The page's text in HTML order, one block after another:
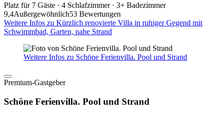
Platz für 7 Gäste · 4 Schlafzimmer · 3+ Badezimmer
9,4Außergewöhnlich53 Bewertungen
Weitere Infos zu Kürzlich renovierte Villa in ruhiger Gegend mit
Schwimmbad, Garten, nahe Strand
Weitere Infos zu Schöne Ferienvilla. Pool und Strand
Premium-Gastgeber
Schöne Ferienvilla. Pool und Strand